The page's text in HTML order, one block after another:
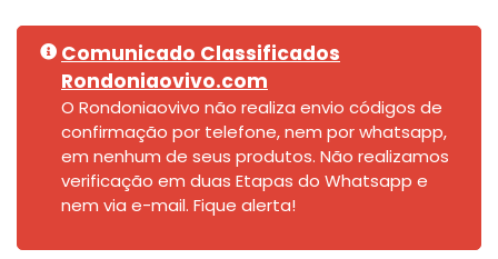
Comunicado Classificados
Rondoniaovivo.com
O Rondoniaovivo não realiza envio códigos de
confirmação por telefone, nem por whatsapp,
em nenhum de seus produtos. Não realizamos
verificação em duas Etapas do Whatsapp e
nem via e-mail. Fique alerta!